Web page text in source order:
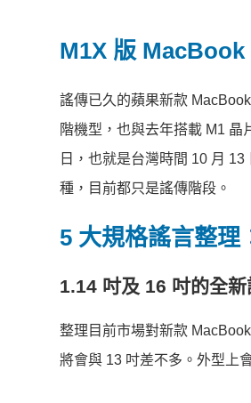
M1X 版 MacBook
謠傳已久的蘋果新款
階機型，也與去年搭載 M1
日，也就是台灣時間 10 月
種，目前都只是謠傳階段。
5 大規格謠言整理
1.14 吋及 16 吋的全新
整理目前市場對新款
將會與 13 吋差不多。外型上